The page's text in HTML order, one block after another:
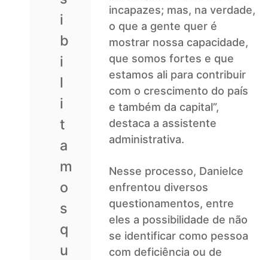
i
b
i
l
i
t
a
m
o
s
q
u
incapazes; mas, na verdade,
o que a gente quer é
mostrar nossa capacidade,
que somos fortes e que
estamos ali para contribuir
com o crescimento do país
e também da capital”,
destaca a assistente
administrativa.
Nesse processo, Danielce
enfrentou diversos
questionamentos, entre
eles a possibilidade de não
se identificar como pessoa
com deficiência ou de